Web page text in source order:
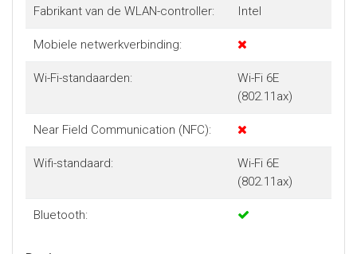
Fabrikant van de WLAN-controller: Intel
Mobiele netwerkverbinding:
Wi-Fi-standaarden:
Wi-Fi 6E
(802.11ax)
Near Field Communication (NFC):
Wifi-standaard:
Wi-Fi 6E
(802.11ax)
Bluetooth: